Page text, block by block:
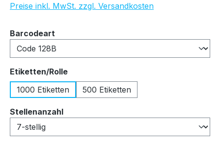
Preise inkl. MwSt. zzgl. Versandkosten
Barcodeart
Etiketten/Rolleauswählen
1000 Etiketten
500 Etiketten
Stellenanzahlauswählen